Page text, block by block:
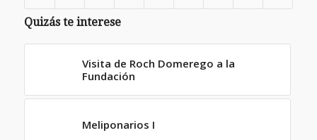
Quizás te interese
Visita de Roch Domerego a la
Fundación
Meliponarios I